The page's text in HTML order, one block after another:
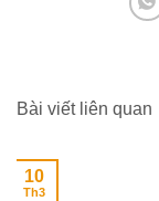
Bài viết liên quan
10
Th3